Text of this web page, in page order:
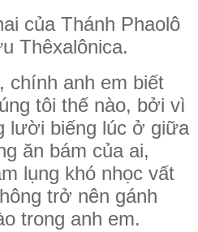
của Thánh Phaolô
Thêxalônica.
chính anh em biết
tôi thế nào, bởi vì
lười biếng lúc ở giữa
ăn bám của ai,
lụng khó nhọc vất
trở nên gánh
trong anh em.